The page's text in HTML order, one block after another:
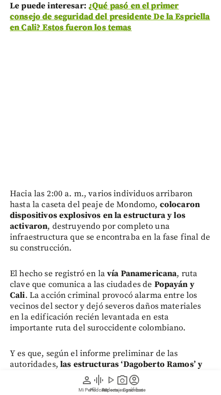
person
Mi Perfil
graphic_eq
Pódcast
play_arrow
Videos
photo_camera
Reportajes gráficos
account_circle
Suscríbete
Le puede interesar: ¿Qué pasó en el primer
consejo de seguridad del presidente De la Espriella
en Cali? Estos fueron los temas
Hacia las 2:00 a. m., varios individuos arribaron
hasta la caseta del peaje de Mondomo, colocaron
dispositivos explosivos en la estructura y los
activaron, destruyendo por completo una
infraestructura que se encontraba en la fase final de
su construcción.
El hecho se registró en lavía Panamericana, ruta
clave que comunica a las ciudades de Popayán y
Cali. La acción criminal provocó alarma entre los
vecinos del sector y dejó severos daños materiales
en la edificación recién levantada en esta
importante ruta del suroccidente colombiano.
Y es que, según el informe preliminar de las
autoridades, las estructuras ‘Dagoberto Ramos’ y
‘Jaime Martínez’, pertenecientes a las disidencias
de alias ‘Iván Mordisco’, estarían detrás del ataque